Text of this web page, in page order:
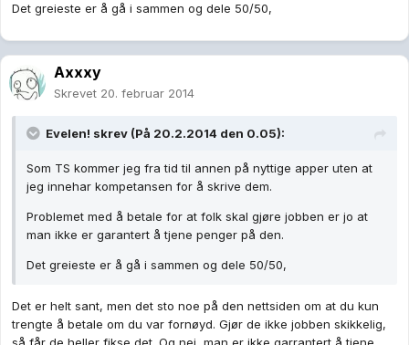
Det greieste er å gå i sammen og dele 50/50,
Axxxy
Skrevet 20. februar 2014
Evelen! skrev (På 20.2.2014 den 0.05):
Som TS kommer jeg fra tid til annen på nyttige apper uten at
jeg innehar kompetansen for å skrive dem.
Problemet med å betale for at folk skal gjøre jobben er jo at
man ikke er garantert å tjene penger på den.
Det greieste er å gå i sammen og dele 50/50,
Det er helt sant, men det sto noe på den nettsiden om at du kun
trengte å betale om du var fornøyd. Gjør de ikke jobben skikkelig,